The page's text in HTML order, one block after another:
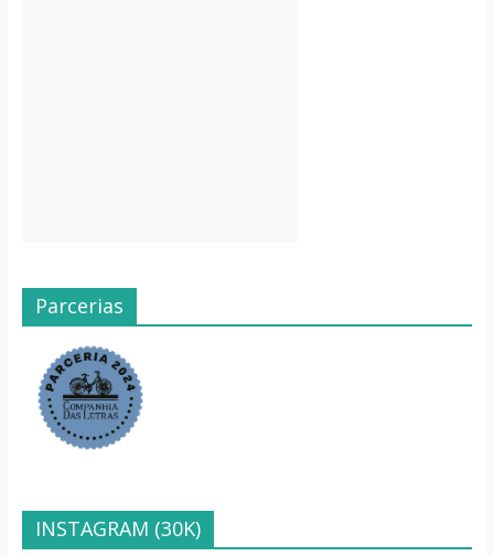
Parcerias
INSTAGRAM (30K)